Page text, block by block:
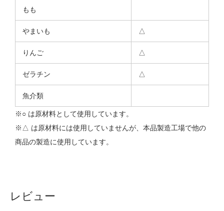
もも
やまいも △
りんご △
ゼラチン △
魚介類
※○ は原材料として使用しています。
※△ は原材料には使用していませんが、本品製造工場で他の
商品の製造に使用しています。
レビュー